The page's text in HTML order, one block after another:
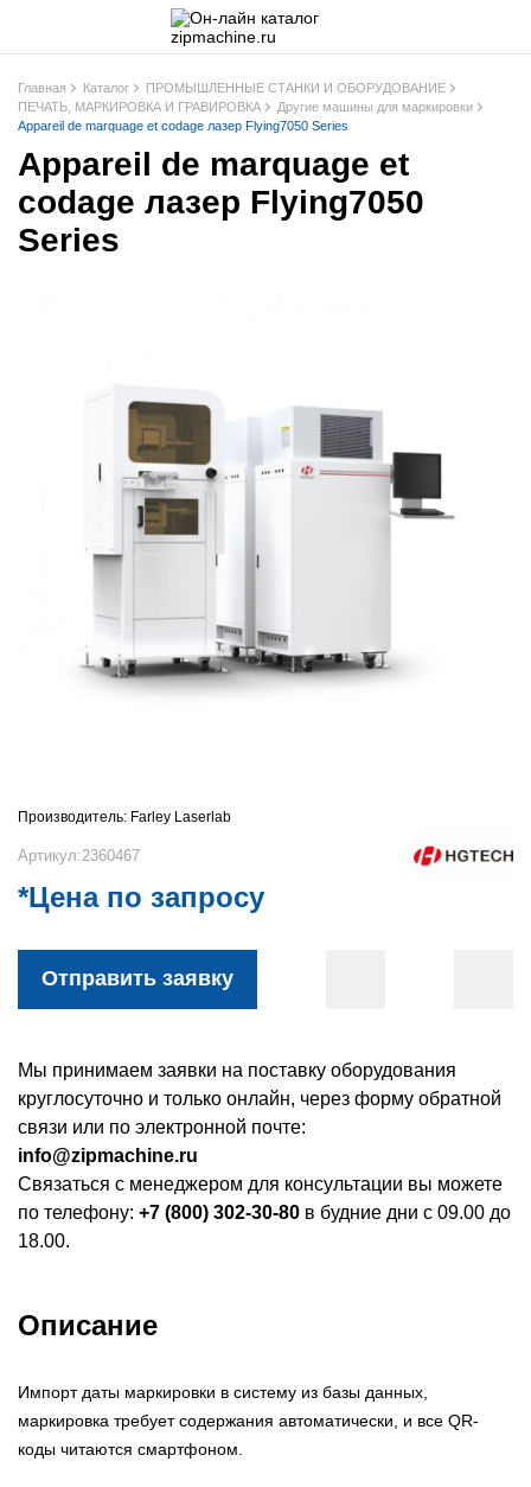
Главная Каталог
ПРОМЫШЛЕННЫЕ СТАНКИ И ОБОРУДОВАНИЕ
ПЕЧАТЬ, МАРКИРОВКА И ГРАВИРОВКА
Другие машины для маркировки
Appareil de marquage et codage лазер Flying7050 Series
Appareil de marquage et
codage лазер Flying7050
Series
Производитель: Farley Laserlab
Артикул:2360467
*Цена по запросу
Отправить заявку
Мы принимаем заявки на поставку оборудования
круглосуточно и только онлайн, через форму обратной
связи или по электронной почте:
info@zipmachine.ru
Связаться с менеджером для консультации вы можете
по телефону: +7 (800) 302-30-80 в будние дни с 09.00 до
18.00.
Описание
Импорт даты маркировки в систему из базы данных,
маркировка требует содержания автоматически, и все QR-
коды читаются смартфоном.